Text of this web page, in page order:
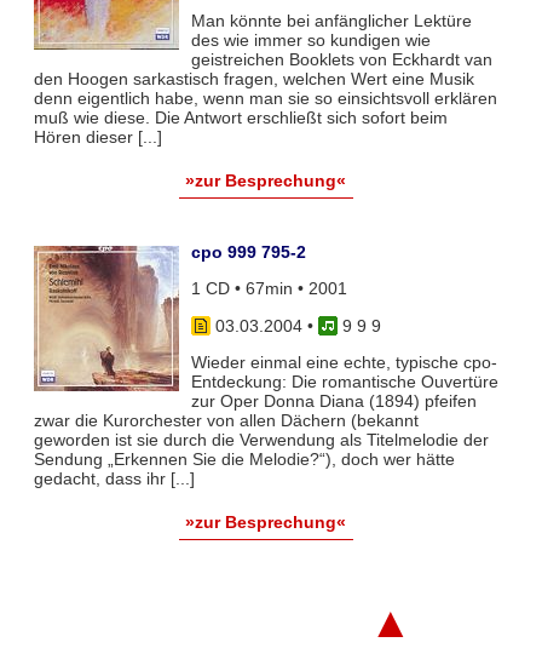
Man könnte bei anfänglicher Lektüre
des wie immer so kundigen wie
geistreichen Booklets von Eckhardt van
den Hoogen sarkastisch fragen, welchen Wert eine Musik
denn eigentlich habe, wenn man sie so einsichtsvoll erklären
muß wie diese. Die Antwort erschließt sich sofort beim
Hören dieser [...]
»zur Besprechung«
cpo 999 795-2
1 CD • 67min • 2001
03.03.2004•
9 9 9
Wieder einmal eine echte, typische cpo-
Entdeckung: Die romantische Ouvertüre
zur Oper Donna Diana (1894) pfeifen
zwar die Kurorchester von allen Dächern (bekannt
geworden ist sie durch die Verwendung als Titelmelodie der
Sendung „Erkennen Sie die Melodie?“), doch wer hätte
gedacht, dass ihr [...]
»zur Besprechung«
▲